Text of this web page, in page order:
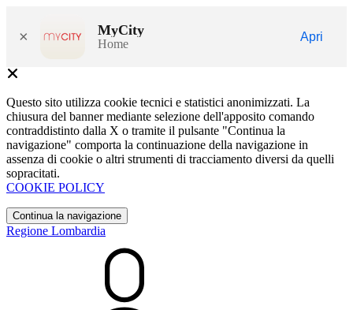
× MyCity
Home
Apri
Questo sito utilizza cookie tecnici e statistici anonimizzati. La
chiusura del banner mediante selezione dell'apposito comando
contraddistinto dalla X o tramite il pulsante "Continua la
navigazione" comporta la continuazione della navigazione in
assenza di cookie o altri strumenti di tracciamento diversi da quelli
sopracitati.
COOKIE POLICY
Continua la navigazione
Regione Lombardia